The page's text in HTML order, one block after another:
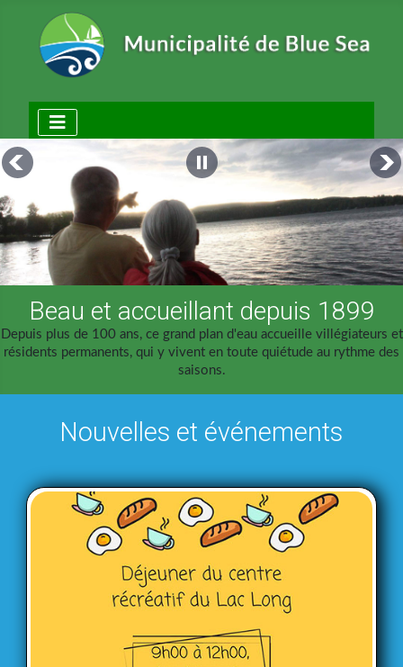
Beau et accueillant depuis 1899
Depuis plus de 100 ans, ce grand plan d'eau accueille villégiateurs et
résidents permanents, qui y vivent en toute quiétude au rythme des
saisons.
Nouvelles et événements